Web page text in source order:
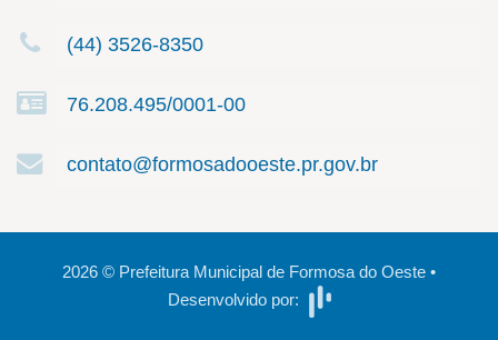
(44) 3526-8350
76.208.495/0001-00
contato@formosadooeste.pr.gov.br
2026 © Prefeitura Municipal de Formosa do Oeste •
Desenvolvido por: